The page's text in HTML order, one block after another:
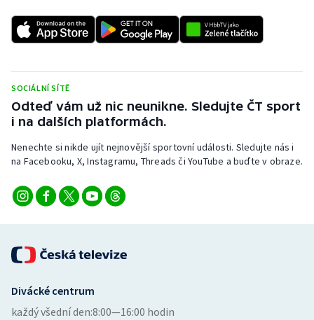
SOCIÁLNÍ SÍTĚ
Odteď vám už nic neunikne. Sledujte ČT sport
i na dalších platformách.
Nenechte si nikde ujít nejnovější sportovní události. Sledujte nás i
na Facebooku, X, Instagramu, Threads či YouTube a buďte v obraze.
Divácké centrum
každý všední den:8:00—16:00 hodin